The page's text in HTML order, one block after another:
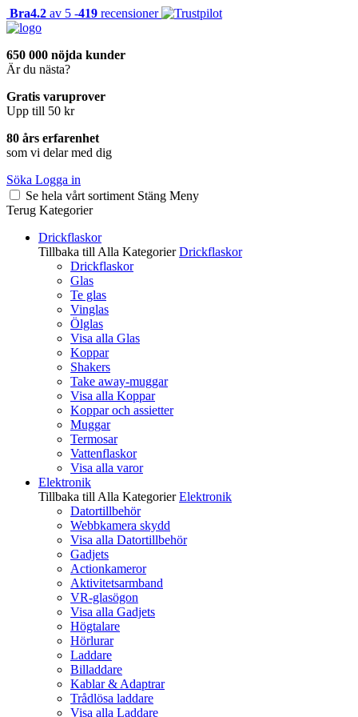
Bra4.2 av 5 -419 recensioner
650 000 nöjda kunder
Är du nästa?
Gratis varuprover
Upp till 50 kr
80 års erfarenhet
som vi delar med dig
Söka Logga in
Se hela vårt sortiment Stäng Meny
Terug Kategorier
Drickflaskor
Tillbaka till Alla Kategorier Drickflaskor
Drickflaskor
Glas
Te glas
Vinglas
Ölglas
Visa alla Glas
Koppar
Shakers
Take away-muggar
Visa alla Koppar
Koppar och assietter
Muggar
Termosar
Vattenflaskor
Visa alla varor
Elektronik
Tillbaka till Alla Kategorier Elektronik
Datortillbehör
Webbkamera skydd
Visa alla Datortillbehör
Gadjets
Actionkameror
Aktivitetsarmband
VR-glasögon
Visa alla Gadjets
Högtalare
Hörlurar
Laddare
Billaddare
Kablar & Adaptrar
Trådlösa laddare
Visa alla Laddare